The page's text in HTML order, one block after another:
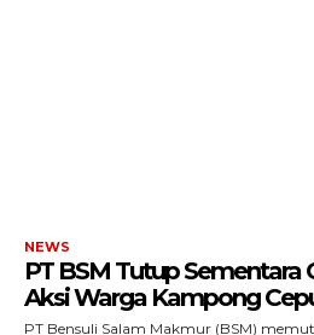
SUBSCRIBE
NEWS
PT BSM Tutup Sementara
Aksi Warga Kampong
PT Bensuli Salam Makmur (BSM)